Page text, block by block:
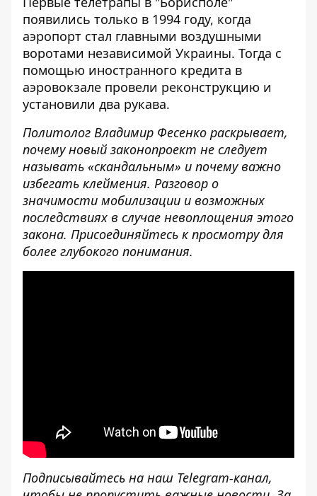
появились только в 1994 году, когда
аэропорт стал главными воздушными
воротами независимой Украины. Тогда с
помощью иностранного кредита в
аэровокзале провели реконструкцию и
установили два рукава.
Политолог Владимир Фесенко раскрывает,
почему новый законопроект не следует
называть «скандальным» и почему важно
избегать клеймения. Разговор о
значимости мобилизации и возможных
последствиях в случае невоплощения этого
закона. Присоединяйтесь к просмотру для
более глубокого понимания.
Подписывайтесь на наш Telegram-канал,